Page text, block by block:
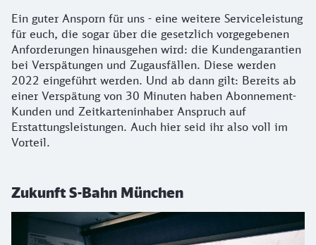
Ein guter Ansporn für uns - eine weitere Serviceleistung
für euch, die sogar über die gesetzlich vorgegebenen
Anforderungen hinausgehen wird: die Kundengarantien
bei Verspätungen und Zugausfällen. Diese werden
2022 eingeführt werden. Und ab dann gilt: Bereits ab
einer Verspätung von 30 Minuten haben Abonnement-
Kunden und Zeitkarteninhaber Anspruch auf
Erstattungsleistungen. Auch hier seid ihr also voll im
Vorteil.
Zukunft S-Bahn München